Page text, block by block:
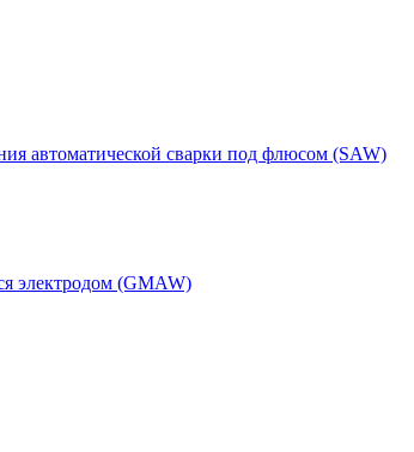
автоматической сварки под флюсом (SAW)
электродом (GMAW)